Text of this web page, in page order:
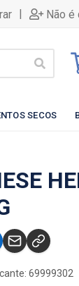
| Não é
SECOS
69999302